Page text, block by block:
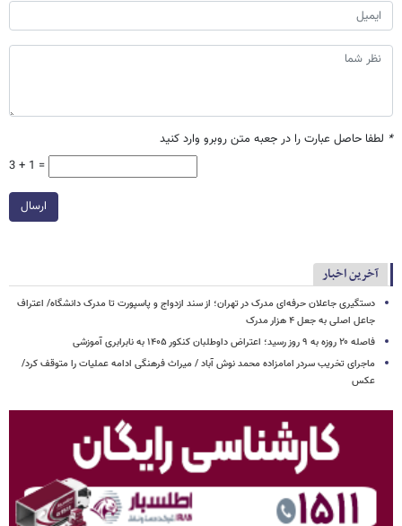
* لطفا حاصل عبارت را در جعبه متن روبرو وارد کنید
3 + 1 =
ارسال
آخرین اخبار
دستگیری جاعلان حرفه‌ای مدرک در تهران؛ از سند ازدواج و پاسپورت تا مدرک دانشگاه/ اعتراف
جاعل اصلی به جعل ۴ هزار مدرک
فاصله ۲۰ روزه به ۹ روز رسید؛ اعتراض داوطلبان کنکور ۱۴۰۵ به نابرابری آموزشی
ماجرای تخریب سردر امامزاده محمد نوش ‌آباد / میراث فرهنگی ادامه عملیات را متوقف کرد/
عکس